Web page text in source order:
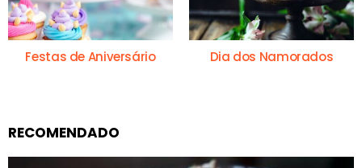
Festas de Aniversário Dia dos Namorados
RECOMENDADO